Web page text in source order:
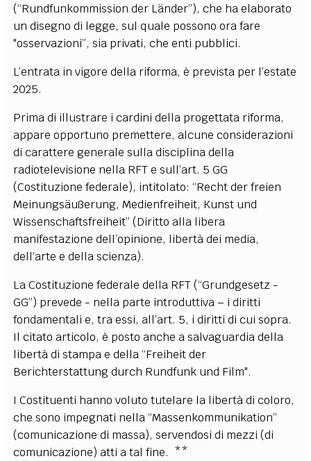
(“Rundfunkommission der Länder”), che ha elaborato
un disegno di legge, sul quale possono ora fare
"osservazioni”, sia privati, che enti pubblici.
L’entrata in vigore della riforma, è prevista per l’estate
2025.
Prima di illustrare i cardini della progettata riforma,
appare opportuno premettere, alcune considerazioni
di carattere generale sulla disciplina della
radiotelevisione nella RFT e sull’art. 5 GG
(Costituzione federale), intitolato: “Recht der freien
Meinungsäußerung, Medienfreiheit, Kunst und
Wissenschaftsfreiheit” (Diritto alla libera
manifestazione dell’opinione, libertà dei media,
dell’arte e della scienza).
La Costituzione federale della RFT (“Grundgesetz -
GG”) prevede - nella parte introduttiva – i diritti
fondamentali e, tra essi, all’art. 5, i diritti di cui sopra.
Il citato articolo, è posto anche a salvaguardia della
libertà di stampa e della “Freiheit der
Berichterstattung durch Rundfunk und Film".
I Costituenti hanno voluto tutelare la libertà di coloro,
che sono impegnati nella “Massenkommunikation”
(comunicazione di massa), servendosi di mezzi (di
comunicazione) atti a tal fine. **